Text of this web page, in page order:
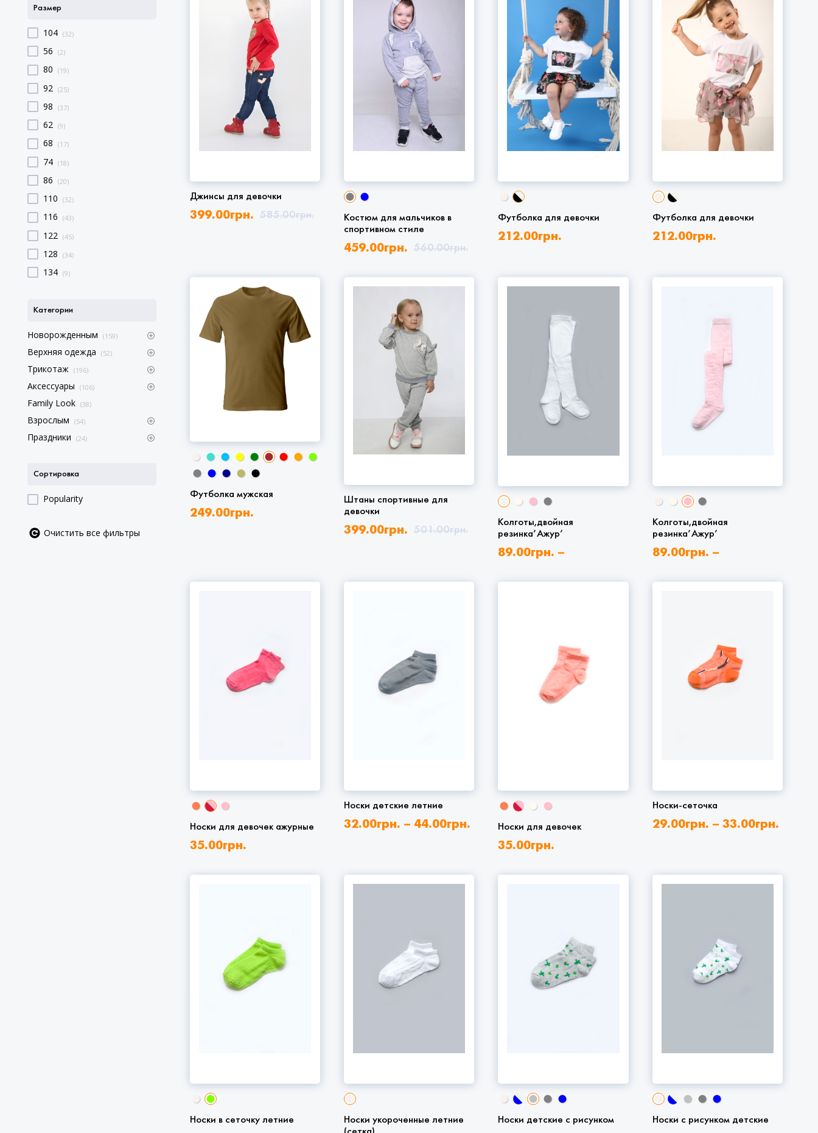
Размер
104 (32)
56 (2)
80 (19)
92 (25)
98 (37)
62 (9)
68 (17)
74 (18)
86 (20)
110 (32)
116 (43)
122 (45)
128 (34)
134 (9)
Категории
Новорожденным (159)
Верхняя одежда (52)
Трикотаж (196)
Аксессуары (106)
Family Look (38)
Взрослым (54)
Праздники (24)
Сортировка
Popularity
Очистить все фильтры
Джинсы для девочки
585.00грн.
399.00грн.
Костюм для мальчиков в
спортивном стиле
560.00грн.
459.00грн.
Футболка для девочки
212.00грн.
Футболка для девочки
212.00грн.
Футболка мужская
249.00грн.
Штаны спортивные для
девочки
501.00грн.
399.00грн.
Колготы,двойная
резинка’Ажур’
89.00грн. –
Колготы,двойная
резинка’Ажур’
89.00грн. –
Носки для девочек ажурные
35.00грн.
Носки детские летние
32.00грн. – 44.00грн. Носки для девочек
35.00грн.
Носки-сеточка
29.00грн. – 33.00грн.
Носки в сеточку летние
Носки укороченные летние
Носки детские с рисунком Носки с рисунком детские